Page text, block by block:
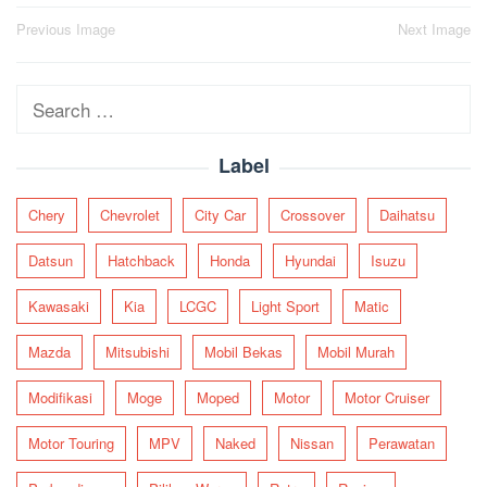
Post
Previous Image Next Image
Search
Label
Chery Chevrolet City Car Crossover Daihatsu
Datsun Hatchback Honda Hyundai Isuzu
Kawasaki Kia LCGC Light Sport Matic
Mazda Mitsubishi Mobil Bekas Mobil Murah
Modifikasi Moge Moped Motor Motor Cruiser
Motor Touring MPV Naked Nissan Perawatan